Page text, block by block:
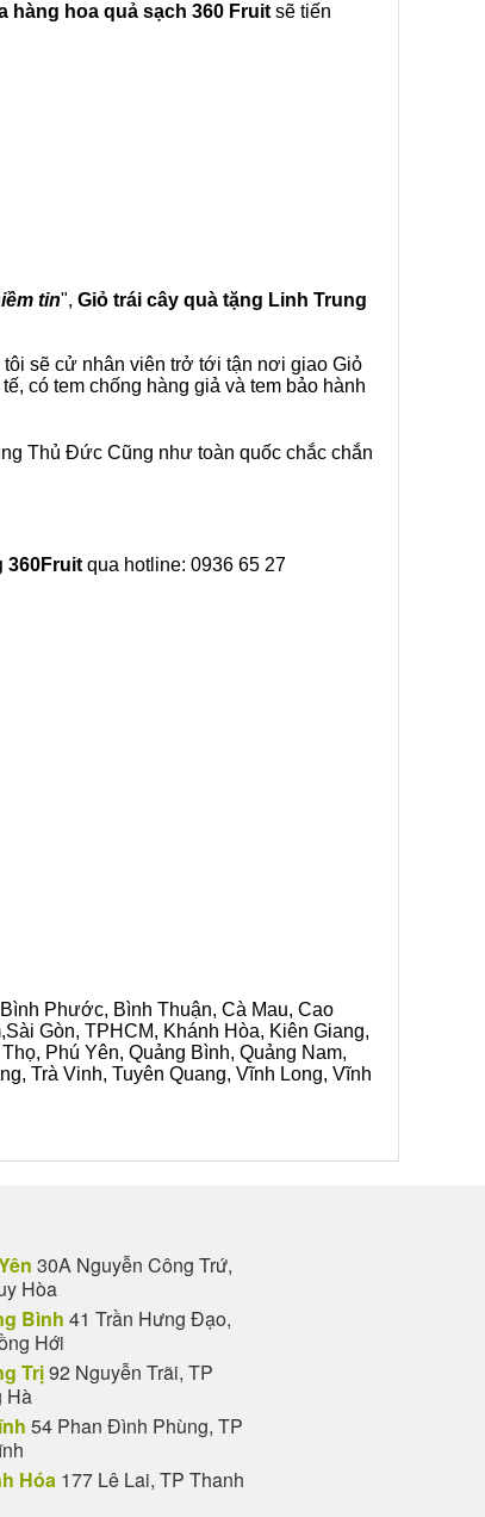
hàng hoa quả sạch 360 Fruit sẽ tiến
tin", Giỏ trái cây quà tặng Linh Trung
sẽ cử nhân viên trở tới tận nơi giao Giỏ
có tem chống hàng giả và tem bảo hành
Thủ Đức Cũng như toàn quốc chắc chắn
360Fruit qua hotline: 0936 65 27
Phước, Bình Thuận, Cà Mau, Cao
Gòn, TPHCM, Khánh Hòa, Kiên Giang,
Phú Yên, Quảng Bình, Quảng Nam,
Trà Vinh, Tuyên Quang, Vĩnh Long, Vĩnh
30A Nguyễn Công Trứ,
Hòa
Bình 41 Trần Hưng Đạo,
Hới
Trị92 Nguyễn Trãi, TP
Hà
54 Phan Đình Phùng, TP
Hóa 177 Lê Lai, TP Thanh